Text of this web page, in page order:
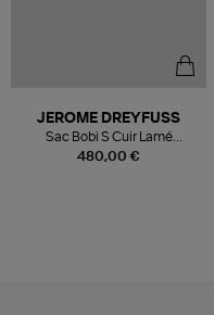
480,00 €
JEROME DREYFUSS
Sac Bobi S Cuir Lamé
Champagne